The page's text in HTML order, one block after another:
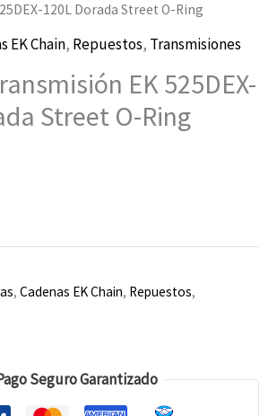
120L Dorada Street O-Ring
EK Chain, Repuestos, Transmisiones
EK 525DEX-
Street O-Ring
, Cadenas EK Chain, Repuestos,
Seguro Garantizado